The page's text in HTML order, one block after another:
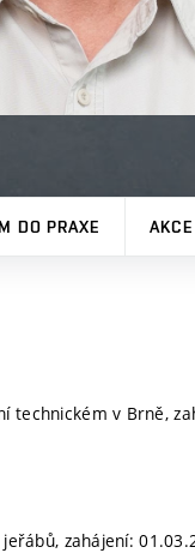
DO PRAXE AKCE
v Brně,
zahájení: